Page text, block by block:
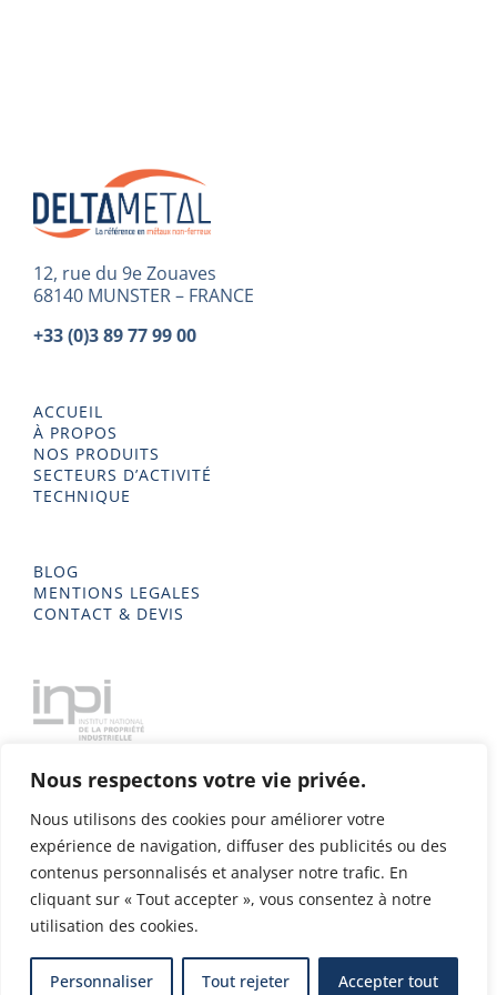
Nous respectons votre vie privée.
Nous utilisons des cookies pour améliorer votre
expérience de navigation, diffuser des publicités ou des
contenus personnalisés et analyser notre trafic. En
cliquant sur « Tout accepter », vous consentez à notre
utilisation des cookies.
Personnaliser Tout rejeter Accepter tout
12, rue du 9e Zouaves
68140 MUNSTER – FRANCE
+33 (0)3 89 77 99 00
ACCUEIL
À PROPOS
NOS PRODUITS
SECTEURS D’ACTIVITÉ
TECHNIQUE
BLOG
MENTIONS LEGALES
CONTACT & DEVIS
Delta Metal 2023 - Tous droits réservés - Conception & Design